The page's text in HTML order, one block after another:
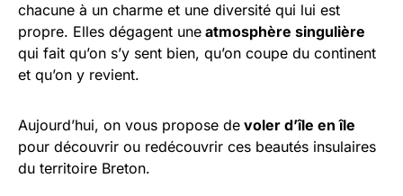
chacune à un charme et une diversité qui lui est
propre. Elles dégagent une atmosphère singulière
qui fait qu’on s’y sent bien, qu’on coupe du continent
et qu’on y revient.
Aujourd’hui, on vous propose de voler d’île en île
pour découvrir ou redécouvrir ces beautés insulaires
du territoire Breton.